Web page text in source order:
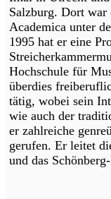
Salzburg. Dort war
Academica unter
1995 hat er eine
Hochschule für
überdies
tätig, wobei sein
wie auch der
er zahlreiche
gerufen. Er leitet
und das